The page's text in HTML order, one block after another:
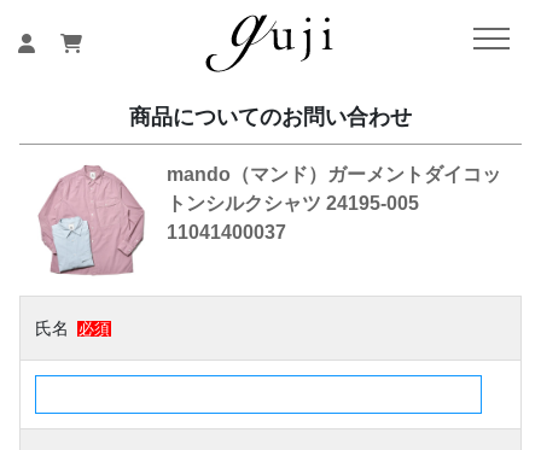
商品についてのお問い合わせ
mando（マンド）ガーメントダイコッ
トンシルクシャツ 24195-005
11041400037
氏名 必須